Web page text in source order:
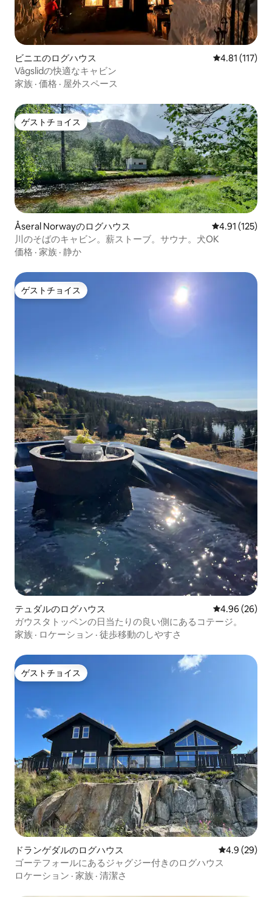
ビニエのログハウス レビュー117
4.81 (117)
Vågslidの快適なキャビン
家族 · 価格 · 屋外スペース
ゲストチョイス
ゲストチョイス
Åseral Norwayのログハウス レビュー125
4.91 (125)
川のそばのキャビン。薪ストーブ。サウナ。犬OK
価格 · 家族 · 静か
ゲストチョイス
ゲストチョイス
テュダルのログハウス レビュー26
4.96 (26)
ガウスタトッペンの日当たりの良い側にあるコテージ。
家族 · ロケーション · 徒歩移動のしやすさ
ゲストチョイス
ゲストチョイス
ドランゲダルのログハウス レビュー29
4.9 (29)
ゴーテフォールにあるジャグジー付きのログハウス
ロケーション · 家族 · 清潔さ